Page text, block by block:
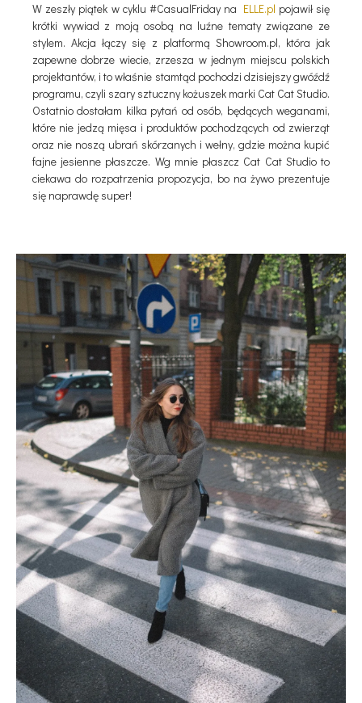
W zeszły piątek w cyklu #CasualFriday na ELLE.pl pojawił się
krótki wywiad z moją osobą na luźne tematy związane ze
stylem. Akcja łączy się z platformą Showroom.pl, która jak
zapewne dobrze wiecie, zrzesza w jednym miejscu polskich
projektantów, i to właśnie stamtąd pochodzi dzisiejszy gwóźdź
programu, czyli szary sztuczny kożuszek marki Cat Cat Studio.
Ostatnio dostałam kilka pytań od osób, będących weganami,
które nie jedzą mięsa i produktów pochodzących od zwierząt
oraz nie noszą ubrań skórzanych i wełny, gdzie można kupić
fajne jesienne płaszcze. Wg mnie płaszcz Cat Cat Studio to
ciekawa do rozpatrzenia propozycja, bo na żywo prezentuje
się naprawdę super!